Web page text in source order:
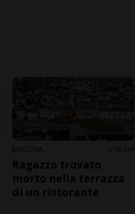
ASCONA 18 ore
Ragazzo trovato
morto nella terrazza
di un ristorante